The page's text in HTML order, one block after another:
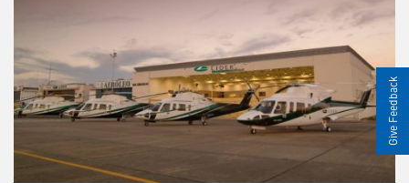
Give Feedback